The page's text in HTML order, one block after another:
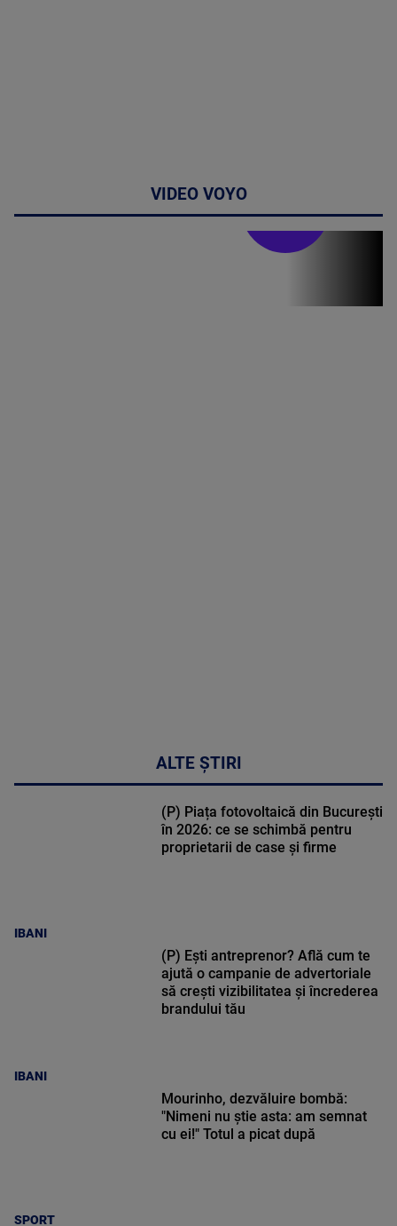
VIDEO VOYO
Stirile PRO TV
ALTE ȘTIRI
IBANI
(P) Piața fotovoltaică din București
în 2026: ce se schimbă pentru
proprietarii de case și firme
IBANI
(P) Ești antreprenor? Află cum te
ajută o campanie de advertoriale
să crești vizibilitatea și încrederea
brandului tău
SPORT
Mourinho, dezvăluire bombă:
"Nimeni nu știe asta: am semnat
cu ei!" Totul a picat după